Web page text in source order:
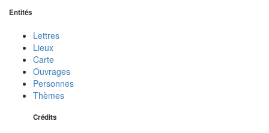
Entités
Lettres
Lieux
Carte
Ouvrages
Personnes
Thèmes
Crédits